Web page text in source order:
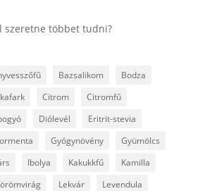
szeretne többet tudni?
Bazsalikom
Bodza
Citrom
Citromfű
Diólevél
Eritrit-stevia
Gyógynövény
Gyümölcs
Ibolya Kakukkfű
Kamilla
Lekvár
Levendula